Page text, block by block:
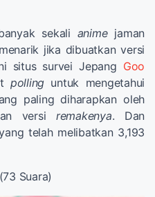
sekali animejaman
jika dibuatkan versi
situs survei Jepang Goo
polling untuk mengetahui
paling diharapkan oleh
versi remakenya. Dan
telah melibatkan 3,193
(73 Suara)